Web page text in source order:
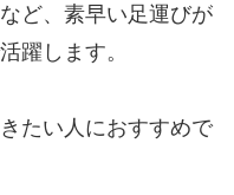
ど、素早い足運びが
躍します。
たい人におすすめで